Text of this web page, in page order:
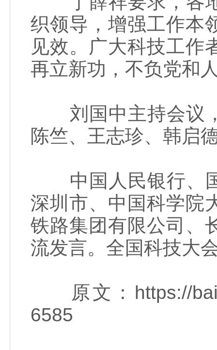
织领导，增强工作本
见效。广大科技工作
再立新功，不负党和
刘国中主持会议，
陈竺、王志珍、韩启
中国人民银行、国
深圳市、中国科学院
铁路集团有限公司、
流发言。全国科技大
原文：https://
6585